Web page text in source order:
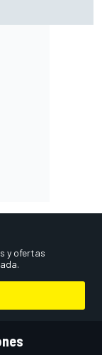
y ofertas